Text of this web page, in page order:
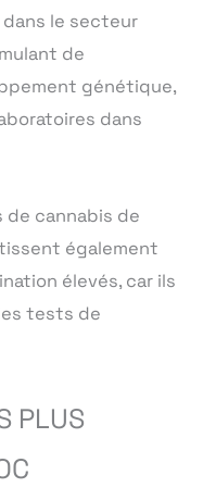
le secteur
de
génétique,
dans
cannabis de
également
élevés, car ils
tests de
PLUS